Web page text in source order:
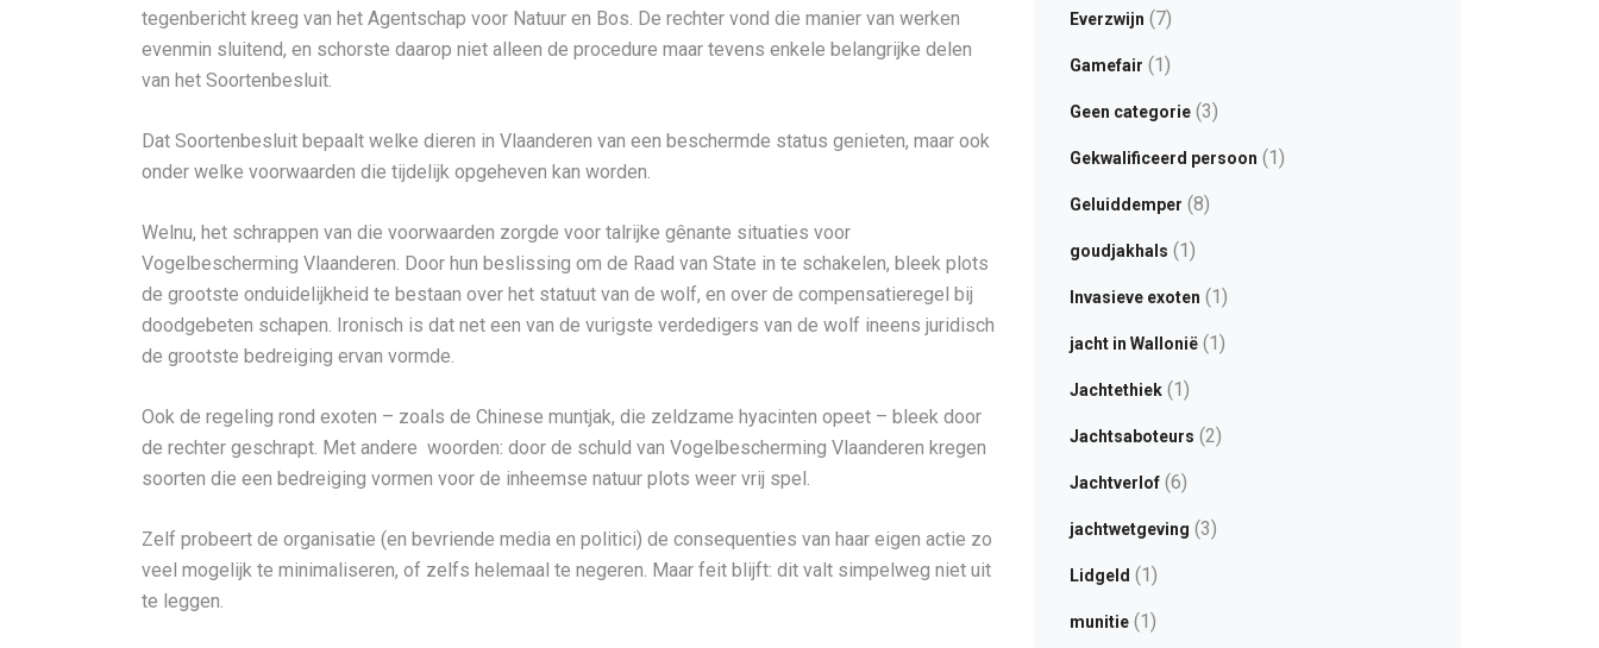
tegenbericht kreeg van het Agentschap voor Natuur en Bos. De rechter vond die manier van werken
evenmin sluitend, en schorste daarop niet alleen de procedure maar tevens enkele belangrijke delen
van het Soortenbesluit.
Dat Soortenbesluit bepaalt welke dieren in Vlaanderen van een beschermde status genieten, maar ook
onder welke voorwaarden die tijdelijk opgeheven kan worden.
Welnu, het schrappen van die voorwaarden zorgde voor talrijke gênante situaties voor
Vogelbescherming Vlaanderen. Door hun beslissing om de Raad van State in te schakelen, bleek plots
de grootste onduidelijkheid te bestaan over het statuut van de wolf, en over de compensatieregel bij
doodgebeten schapen. Ironisch is dat net een van de vurigste verdedigers van de wolf ineens juridisch
de grootste bedreiging ervan vormde.
Ook de regeling rond exoten – zoals de Chinese muntjak, die zeldzame hyacinten opeet – bleek door
de rechter geschrapt. Met andere woorden: door de schuld van Vogelbescherming Vlaanderen kregen
soorten die een bedreiging vormen voor de inheemse natuur plots weer vrij spel.
Zelf probeert de organisatie (en bevriende media en politici) de consequenties van haar eigen actie zo
veel mogelijk te minimaliseren, of zelfs helemaal te negeren. Maar feit blijft: dit valt simpelweg niet uit
te leggen.
Everzwijn (7)
Gamefair (1)
Geen categorie(3)
Gekwalificeerd persoon (1)
Geluiddemper (8)
goudjakhals (1)
Invasieve exoten (1)
jacht in Wallonië(1)
Jachtethiek(1)
Jachtsaboteurs (2)
Jachtverlof(6)
jachtwetgeving (3)
Lidgeld (1)
munitie(1)